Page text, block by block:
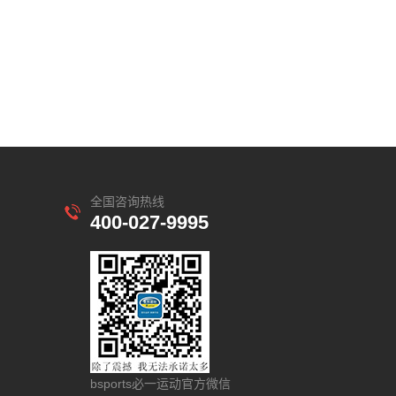
全国咨询热线
400-027-9995
bsports必一运动官方微信